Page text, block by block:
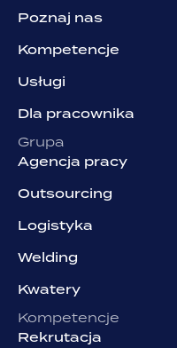
Poznaj nas
Kompetencje
Usługi
Dla pracownika
Grupa
Agencja pracy
Outsourcing
Logistyka
Welding
Kwatery
Kompetencje
Rekrutacja